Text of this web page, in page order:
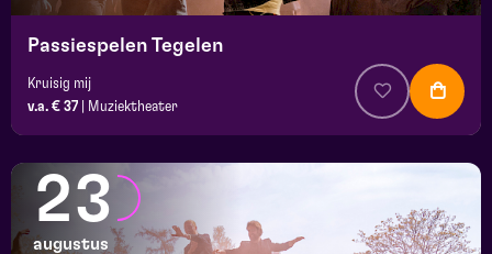
Passiespelen Tegelen
Kruisig mij
v.a. € 37
Muziektheater
23
augustus